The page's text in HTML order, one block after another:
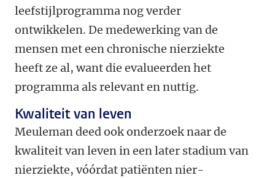
leefstijlprogramma nog verder
ontwikkelen. De medewerking van de
mensen met een chronische nierziekte
heeft ze al, want die evalueerden het
programma als relevant en nuttig.
Kwaliteit van leven
Meuleman deed ook onderzoek naar de
kwaliteit van leven in een later stadium van
nierziekte, vóórdat patiënten nier-